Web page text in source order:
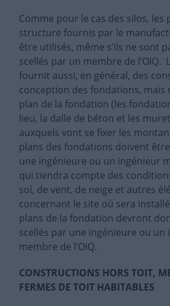
Comme pour le cas des silos, les
structure fournis par le
être utilisés, même s’ils ne sont
scellés par un membre de l’OIQ.
fournit aussi, en général, des
conception des fondations, mais
plan de la fondation (les
lieu, la dalle de béton et les
auxquels vont se fixer les
plans des fondations doivent
une ingénieure ou un ingénieur
qui tiendra compte des
sol, de vent, de neige et autres
concernant le site où sera
plans de la fondation devront
scellés par une ingénieure ou un
membre de l’OIQ.
CONSTRUCTIONS HORS TOIT,
FERMES DE TOIT HABITABLES